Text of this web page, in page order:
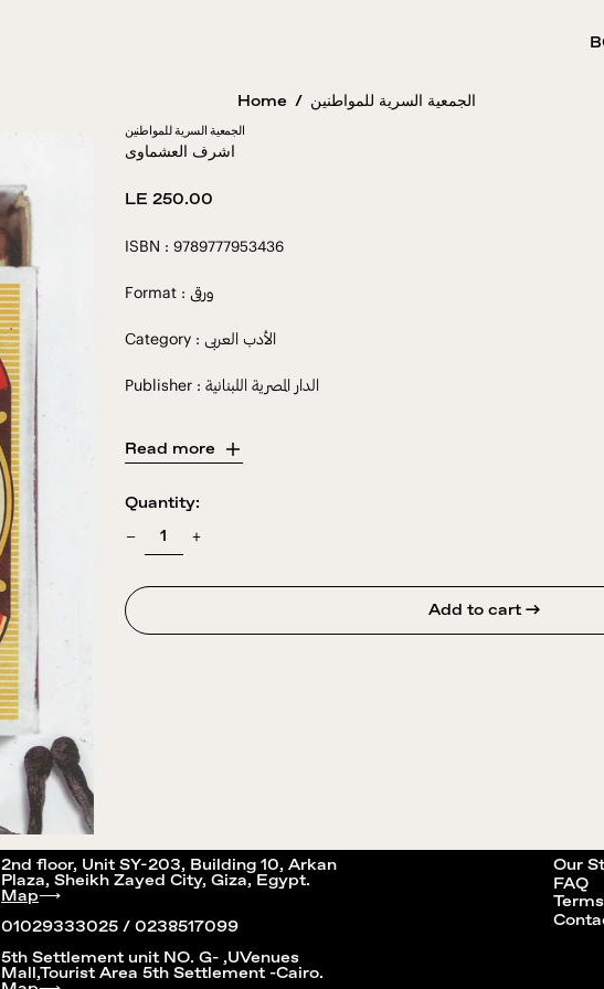
Home / الجمعية السرية للمواطنين
الجمعية السرية للمواطنين
اشرف العشماوى
Regular
LE 250.00
ISBN : 9789777953436
Format : ورقى
Category : الأدب العربى
Publisher : الدار المصرية اللبنانية
Read more
Quantity:
Add to cart →
2nd floor, Unit SY-203, Building 10, Arkan
Plaza, Sheikh Zayed City, Giza, Egypt.
Map⟶
01029333025 / 0238517099
5th Settlement unit NO. G- ,UVenues
Mall,Tourist Area 5th Settlement -Cairo.
Our
FAQ